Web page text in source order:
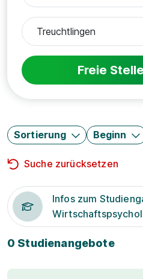
Freie
Sortierung Beginn
Suche zurücksetzen
Infos zum
0 Studienangebote